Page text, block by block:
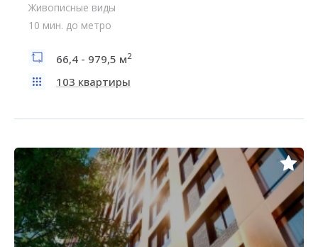
Живописные виды
10 мин. до метро
66,4 - 979,5 м2
103 квартиры